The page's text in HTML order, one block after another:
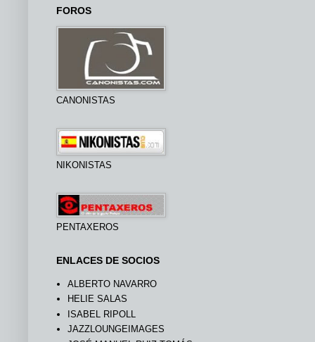
FOROS
CANONISTAS
NIKONISTAS
PENTAXEROS
ENLACES DE SOCIOS
ALBERTO NAVARRO
HELIE SALAS
ISABEL RIPOLL
JAZZLOUNGEIMAGES